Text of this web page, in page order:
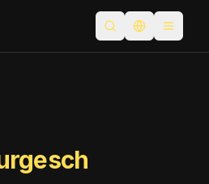
Abrir búsqueda
Cambiar